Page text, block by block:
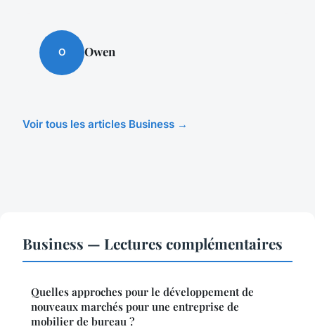
O Owen
Voir tous les articles Business →
Business — Lectures complémentaires
Quelles approches pour le développement de
nouveaux marchés pour une entreprise de
mobilier de bureau ?